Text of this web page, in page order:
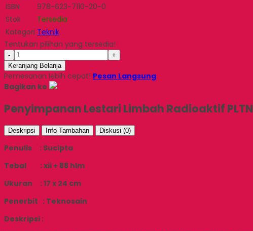
ISBN
978-623-7110-20-0
Stok
Tersedia
Kategori Teknik
Tentukan pilihan yang tersedia!
-
+
Keranjang Belanja
Pemesanan lebih cepat! Pesan Langsung
Bagikan ke
Penyimpanan Lestari Limbah Radioaktif PLTN
Deskripsi Info Tambahan Diskusi (0)
Penulis : Sucipta
Tebal : xii + 88 hlm
Ukuran : 17 x 24 cm
Penerbit : Teknosain
Deskripsi :